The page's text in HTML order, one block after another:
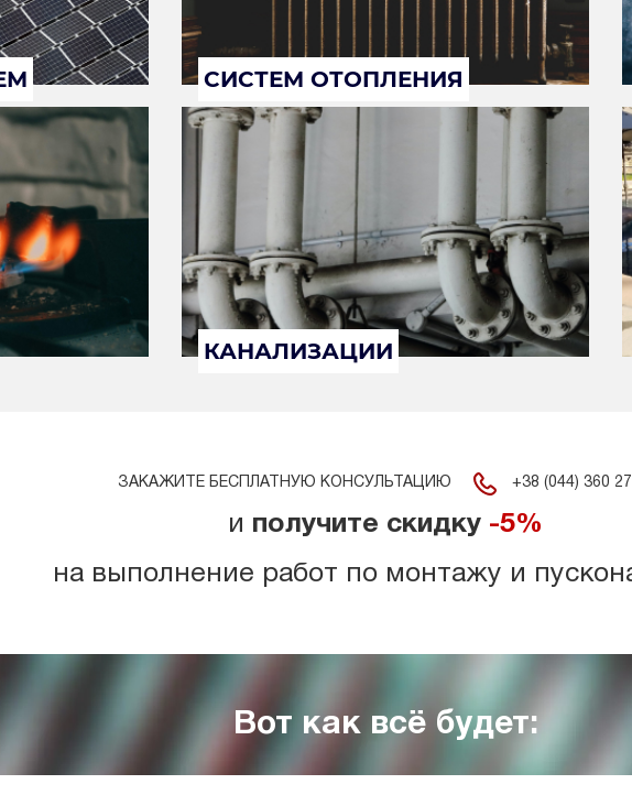
СИСТЕМ ОТОПЛЕНИЯ
КАНАЛИЗАЦИИ
ЗАКАЖИТЕ БЕСПЛАТНУЮ КОНСУЛЬТАЦИЮ +38 (044) 360
и получите скидку -5%
на выполнение работ по монтажу и
Вот как всё будет: